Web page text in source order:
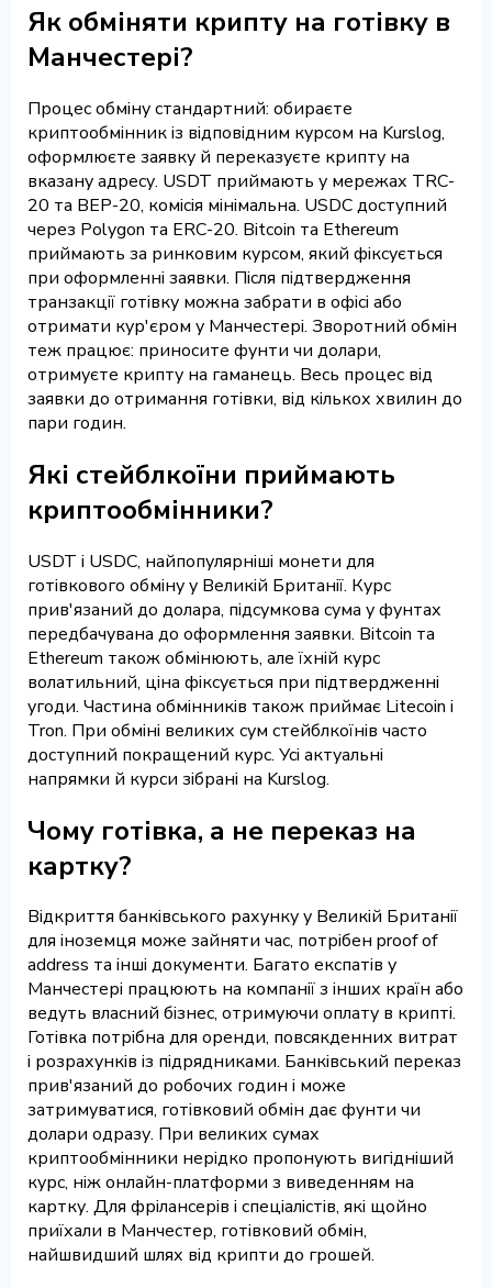
Як обміняти крипту на готівку в
Манчестері?
Процес обміну стандартний: обираєте
криптообмінник із відповідним курсом на Kurslog,
оформлюєте заявку й переказуєте крипту на
вказану адресу. USDT приймають у мережах TRC-
20 та BEP-20, комісія мінімальна. USDC доступний
через Polygon та ERC-20. Bitcoin та Ethereum
приймають за ринковим курсом, який фіксується
при оформленні заявки. Після підтвердження
транзакції готівку можна забрати в офісі або
отримати кур'єром у Манчестері. Зворотний обмін
теж працює: приносите фунти чи долари,
отримуєте крипту на гаманець. Весь процес від
заявки до отримання готівки, від кількох хвилин до
пари годин.
Які стейблкоїни приймають
криптообмінники?
USDT і USDC, найпопулярніші монети для
готівкового обміну у Великій Британії. Курс
прив'язаний до долара, підсумкова сума у фунтах
передбачувана до оформлення заявки. Bitcoin та
Ethereum також обмінюють, але їхній курс
волатильний, ціна фіксується при підтвердженні
угоди. Частина обмінників також приймає Litecoin і
Tron. При обміні великих сум стейблкоїнів часто
доступний покращений курс. Усі актуальні
напрямки й курси зібрані на Kurslog.
Чому готівка, а не переказ на
картку?
Відкриття банківського рахунку у Великій Британії
для іноземця може зайняти час, потрібен proof of
address та інші документи. Багато експатів у
Манчестері працюють на компанії з інших країн або
ведуть власний бізнес, отримуючи оплату в крипті.
Готівка потрібна для оренди, повсякденних витрат
і розрахунків із підрядниками. Банківський переказ
прив'язаний до робочих годин і може
затримуватися, готівковий обмін дає фунти чи
долари одразу. При великих сумах
криптообмінники нерідко пропонують вигідніший
курс, ніж онлайн-платформи з виведенням на
картку. Для фрілансерів і спеціалістів, які щойно
приїхали в Манчестер, готівковий обмін,
найшвидший шлях від крипти до грошей.